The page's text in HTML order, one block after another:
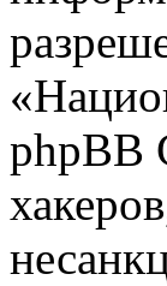
phpBB